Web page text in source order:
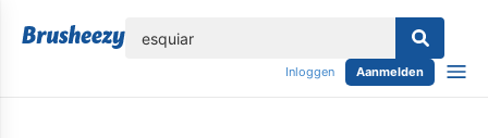
Inloggen Aanmelden